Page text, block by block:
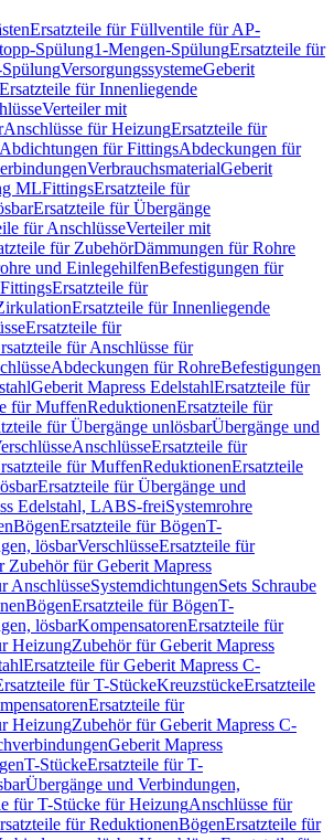
Ersatzteile für Füllventile für AP-
Spülung1-Mengen-SpülungErsatzteile für
VersorgungssystemeGeberit
Ersatzteile für Innenliegende
Verteiler mit
Anschlüsse für HeizungErsatzteile für
Abdichtungen für FittingsAbdeckungen für
VerbrauchsmaterialGeberit
MLFittingsErsatzteile für
Ersatzteile für Übergänge
für AnschlüsseVerteiler mit
für ZubehörDämmungen für Rohre
und EinlegehilfenBefestigungen für
FittingsErsatzteile für
Ersatzteile für Innenliegende
Ersatzteile für
für Anschlüsse für
Abdeckungen für RohreBefestigungen
Geberit Mapress EdelstahlErsatzteile für
für MuffenReduktionenErsatzteile für
für Übergänge unlösbarÜbergänge und
AnschlüsseErsatzteile für
für MuffenReduktionenErsatzteile
Ersatzteile für Übergänge und
Edelstahl, LABS-freiSystemrohre
BögenErsatzteile für BögenT-
lösbarVerschlüsseErsatzteile für
Zubehör für Geberit Mapress
AnschlüsseSystemdichtungenSets Schraube
BögenErsatzteile für BögenT-
lösbarKompensatorenErsatzteile für
HeizungZubehör für Geberit Mapress
Ersatzteile für Geberit Mapress C-
für T-StückeKreuzstückeErsatzteile
Ersatzteile für
HeizungZubehör für Geberit Mapress C-
Geberit Mapress
T-StückeErsatzteile für T-
Übergänge und Verbindungen,
für T-Stücke für HeizungAnschlüsse für
für ReduktionenBögenErsatzteile für